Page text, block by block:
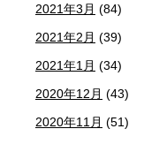
2021年3月 (84)
2021年2月 (39)
2021年1月 (34)
2020年12月 (43)
2020年11月 (51)